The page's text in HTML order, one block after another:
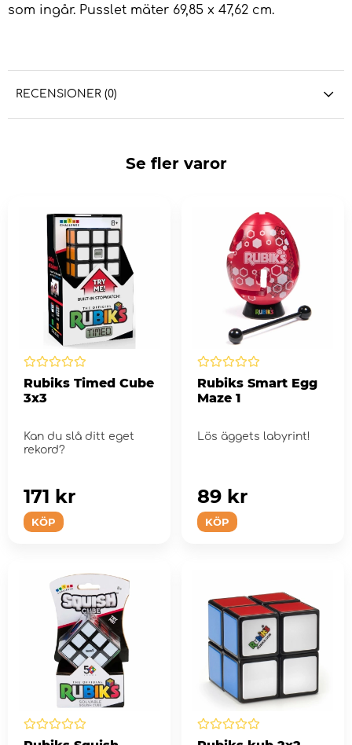
som ingår. Pusslet mäter 69,85 x 47,62 cm.
RECENSIONER (0)
Se fler varor
Rubiks Timed Cube
3x3
Kan du slå ditt eget
rekord?
KÖP
171 kr
Rubiks Smart Egg
Maze 1
Lös äggets labyrint!
KÖP
89 kr